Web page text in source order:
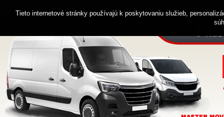
Zákaznícka linka 0914 238 482
Tieto internetové stránky používajú k poskytovaniu služieb,